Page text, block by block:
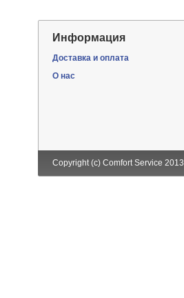
Информация
Доставка и оплата
О нас
Copyright (c) Comfort Service 2013